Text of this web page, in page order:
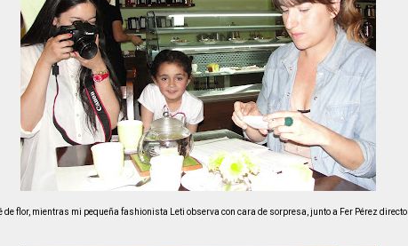
de flor, mientras mi pequeña fashionista Leti observa con cara de sorpresa, junto a Fer Pérez